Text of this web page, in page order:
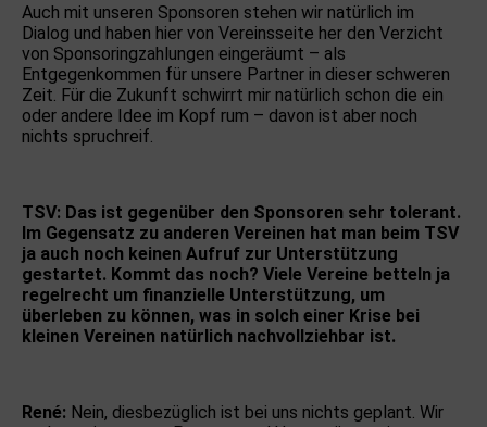
Auch mit unseren Sponsoren stehen wir natürlich im
Dialog und haben hier von Vereinsseite her den Verzicht
von Sponsoringzahlungen eingeräumt – als
Entgegenkommen für unsere Partner in dieser schweren
Zeit. Für die Zukunft schwirrt mir natürlich schon die ein
oder andere Idee im Kopf rum – davon ist aber noch
nichts spruchreif.
TSV: Das ist gegenüber den Sponsoren sehr tolerant.
Im Gegensatz zu anderen Vereinen hat man beim TSV
ja auch noch keinen Aufruf zur Unterstützung
gestartet. Kommt das noch? Viele Vereine betteln ja
regelrecht um finanzielle Unterstützung, um
überleben zu können, was in solch einer Krise bei
kleinen Vereinen natürlich nachvollziehbar ist.
René: Nein, diesbezüglich ist bei uns nichts geplant. Wir